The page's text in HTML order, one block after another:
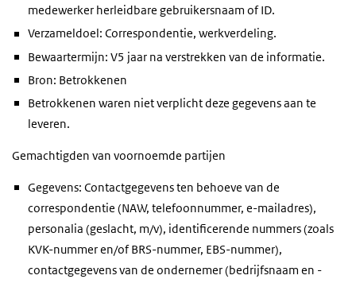
medewerker herleidbare gebruikersnaam of ID.
Verzameldoel: Correspondentie, werkverdeling.
Bewaartermijn: V5 jaar na verstrekken van de informatie.
Bron: Betrokkenen
Betrokkenen waren niet verplicht deze gegevens aan te
leveren.
Gemachtigden van voornoemde partijen
Gegevens: Contactgegevens ten behoeve van de
correspondentie (NAW, telefoonnummer, e-mailadres),
personalia (geslacht, m/v), identificerende nummers (zoals
KVK-nummer en/of BRS-nummer, EBS-nummer),
contactgegevens van de ondernemer (bedrijfsnaam en -